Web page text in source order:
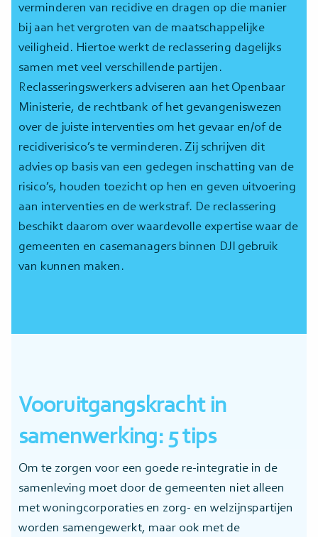
verminderen van recidive en dragen op die manier
bij aan het vergroten van de maatschappelijke
veiligheid. Hiertoe werkt de reclassering dagelijks
samen met veel verschillende partijen.
Reclasseringswerkers adviseren aan het Openbaar
Ministerie, de rechtbank of het gevangeniswezen
over de juiste interventies om het gevaar en/of de
recidiverisico’s te verminderen. Zij schrijven dit
advies op basis van een gedegen inschatting van de
risico’s, houden toezicht op hen en geven uitvoering
aan interventies en de werkstraf. De reclassering
beschikt daarom over waardevolle expertise waar de
gemeenten en casemanagers binnen DJI gebruik
van kunnen maken.
Vooruitgangskracht in
samenwerking: 5 tips
Om te zorgen voor een goede re-integratie in de
samenleving moet door de gemeenten niet alleen
met woningcorporaties en zorg- en welzijnspartijen
worden samengewerkt, maar ook met de